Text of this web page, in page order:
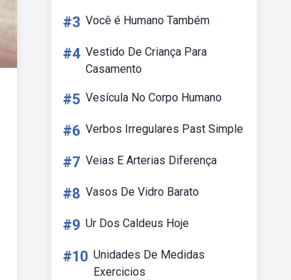
#3 Você é Humano Também
#4 Vestido De Criança Para
Casamento
#5 Vesícula No Corpo Humano
#6 Verbos Irregulares Past Simple
#7 Veias E Arterias Diferença
#8 Vasos De Vidro Barato
#9 Ur Dos Caldeus Hoje
#10 Unidades De Medidas
Exercicios